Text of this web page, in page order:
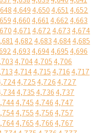
4,6494,6504,6514,652
4,6604,6614,6624,663
4,6714,6724,6734,674
4,6824,6834,6844,685
4,6934,6944,6954,696
4,7044,7054,706
4,7144,7154,7164,717
4,7254,7264,727
4,7354,7364,737
4,7454,7464,747
4,7554,7564,757
4,7654,7664,767